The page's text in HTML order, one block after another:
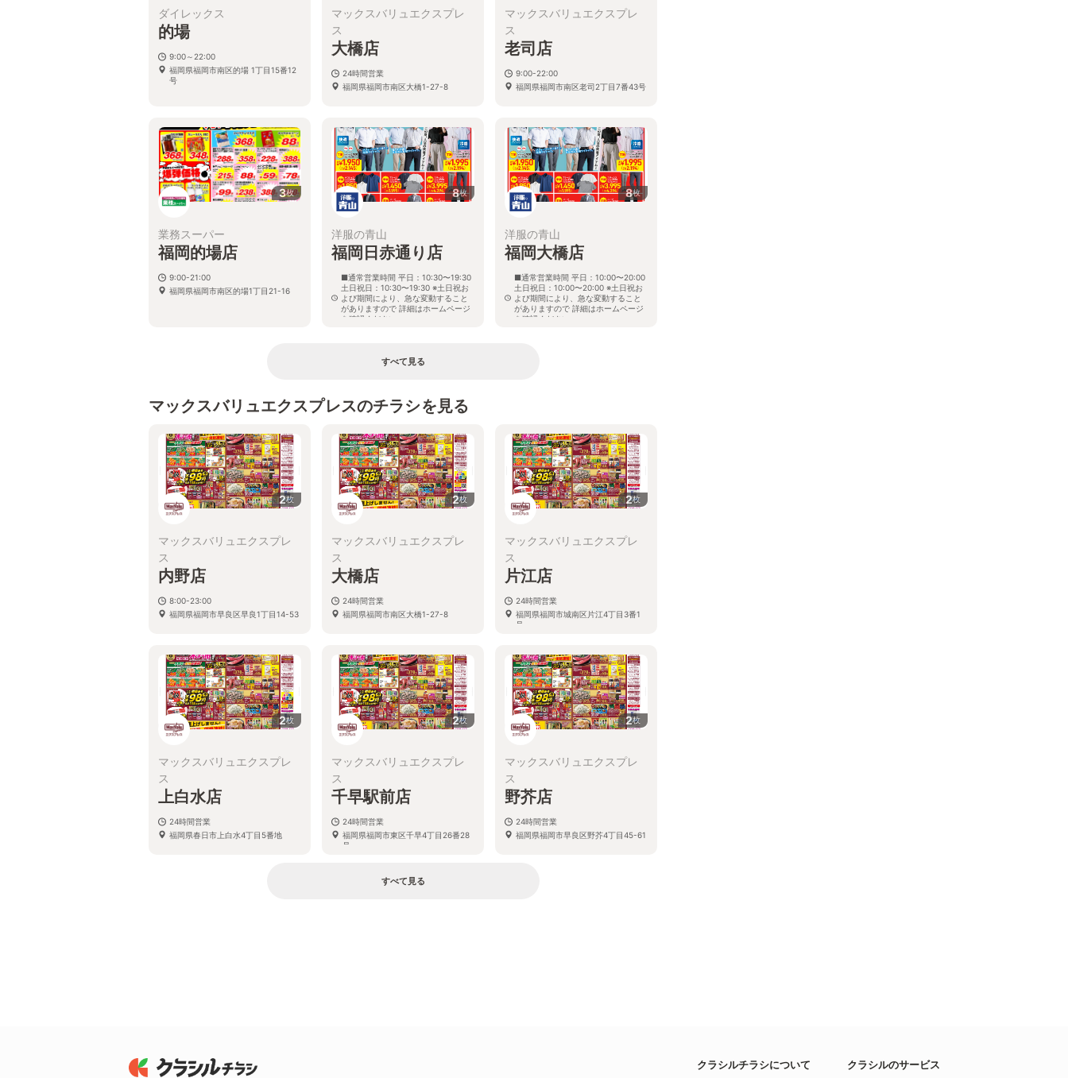
ダイレックス
的場
9:00～22:00
福岡県福岡市南区的場 1丁目15番12
号
マックスバリュエクスプレ
ス
大橋店
24時間営業
福岡県福岡市南区大橋1-27-8
マックスバリュエクスプレ
ス
老司店
9:00-22:00
福岡県福岡市南区老司2丁目7番43号
3枚
業務スーパー
福岡的場店
9:00-21:00
福岡県福岡市南区的場1丁目21-16
8枚
洋服の青山
福岡日赤通り店
■通常営業時間 平日：10:30〜19:30
土日祝日：10:30〜19:30 ※土日祝お
よび期間により、急な変動すること
がありますので 詳細はホームページ
を確認ください
8枚
洋服の青山
福岡大橋店
■通常営業時間 平日：10:00〜20:00
土日祝日：10:00〜20:00 ※土日祝お
よび期間により、急な変動すること
がありますので 詳細はホームページ
を確認ください
すべて見る
マックスバリュエクスプレスのチラシを見る
2枚
マックスバリュエクスプレ
ス
内野店
8:00-23:00
福岡県福岡市早良区早良1丁目14-53
2枚
マックスバリュエクスプレ
ス
大橋店
24時間営業
福岡県福岡市南区大橋1-27-8
2枚
マックスバリュエクスプレ
ス
片江店
24時間営業
福岡県福岡市城南区片江4丁目3番1
号
2枚
マックスバリュエクスプレ
ス
上白水店
24時間営業
福岡県春日市上白水4丁目5番地
2枚
マックスバリュエクスプレ
ス
千早駅前店
24時間営業
福岡県福岡市東区千早4丁目26番28
号
2枚
マックスバリュエクスプレ
ス
野芥店
24時間営業
福岡県福岡市早良区野芥4丁目45-61
すべて見る
クラシルチラシについて クラシルのサービス